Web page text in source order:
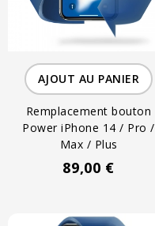
AJOUT AU PANIER
Remplacement bouton
Power iPhone 14 / Pro /
Max / Plus
89,00 €